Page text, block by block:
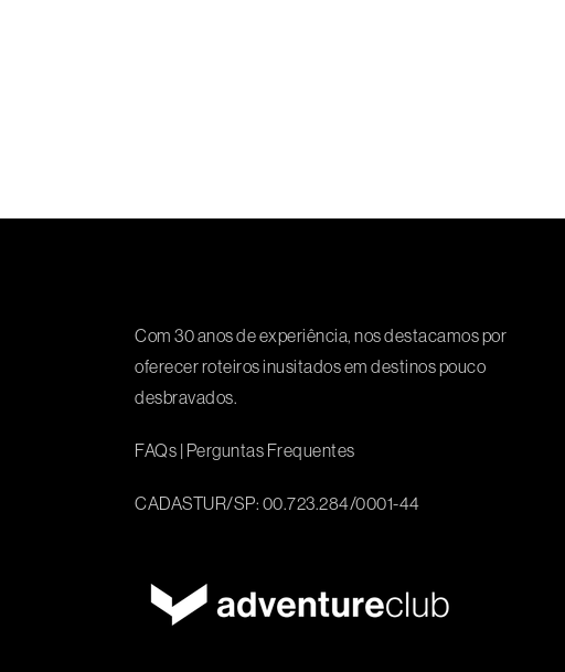
Com 30 anos de experiência, nos destacamos por
oferecer roteiros inusitados em destinos pouco
desbravados.
FAQs | Perguntas Frequentes
CADASTUR/SP: 00.723.284/0001-44